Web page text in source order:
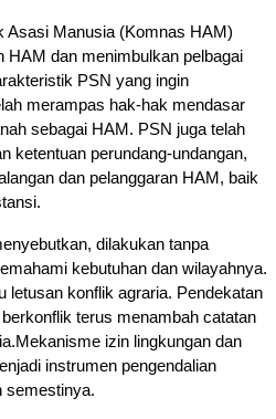
Asasi Manusia (Komnas HAM)
HAM dan menimbulkan pelbagai
PSN yang ingin
merampas hak-hak mendasar
sebagai HAM. PSN juga telah
ketentuan perundang-undangan,
dan pelanggaran HAM, baik
dilakukan tanpa
kebutuhan dan wilayahnya.
letusan konflik agraria. Pendekatan
terus menambah catatan
Mekanisme izin lingkungan dan
instrumen pengendalian
semestinya.